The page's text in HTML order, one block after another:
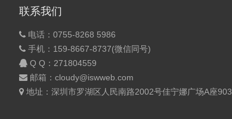
联系我们
电话：0755-8268 5986
手机：159-8667-8737(微信同号)
Q Q： 271804559
邮箱：cloudy@iswweb.com
地址：深圳市罗湖区人民南路2002号佳宁娜广场A座903